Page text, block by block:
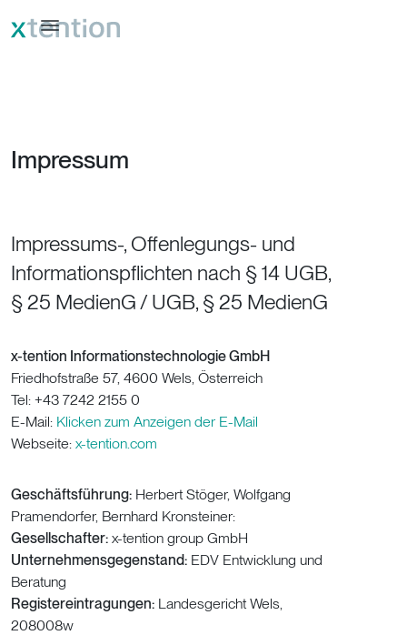
Impressum
Impressums-, Offenlegungs- und
Informationspflichten nach § 14 UGB,
§ 25 MedienG / UGB, § 25 MedienG
x-tention Informationstechnologie GmbH
Friedhofstraße 57, 4600 Wels, Österreich
Tel: +43 7242 2155 0
E-Mail: Klicken zum Anzeigen der E-Mail
Webseite: x-tention.com
Geschäftsführung: Herbert Stöger, Wolfgang
Pramendorfer, Bernhard Kronsteiner:
Gesellschafter: x-tention group GmbH
Unternehmensgegenstand: EDV Entwicklung und
Beratung
Registereintragungen: Landesgericht Wels,
208008w